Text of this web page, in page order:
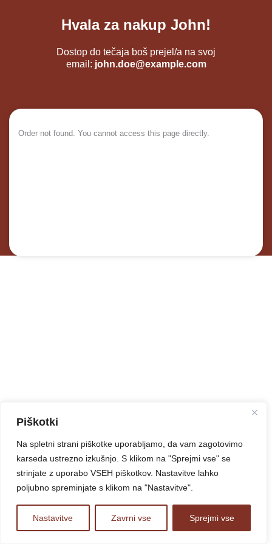
Piškotki
Na spletni strani piškotke uporabljamo, da vam zagotovimo
karseda ustrezno izkušnjo. S klikom na "Sprejmi vse" se
strinjate z uporabo VSEH piškotkov. Nastavitve lahko
poljubno spreminjate s klikom na "Nastavitve".
Nastavitve Zavrni vse Sprejmi vse
Hvala za nakup John!
Dostop do tečaja boš prejel/a na svoj
email: john.doe@example.com
Order not found. You cannot access this page directly.